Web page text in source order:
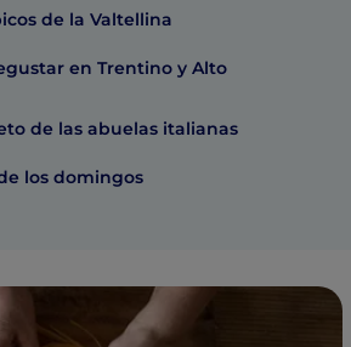
de la Valtellina
en Trentino y Alto
de las abuelas italianas
los domingos